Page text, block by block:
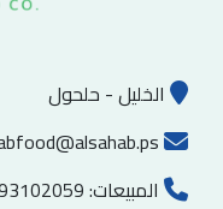
الخليل - حلحول
المبيعات: